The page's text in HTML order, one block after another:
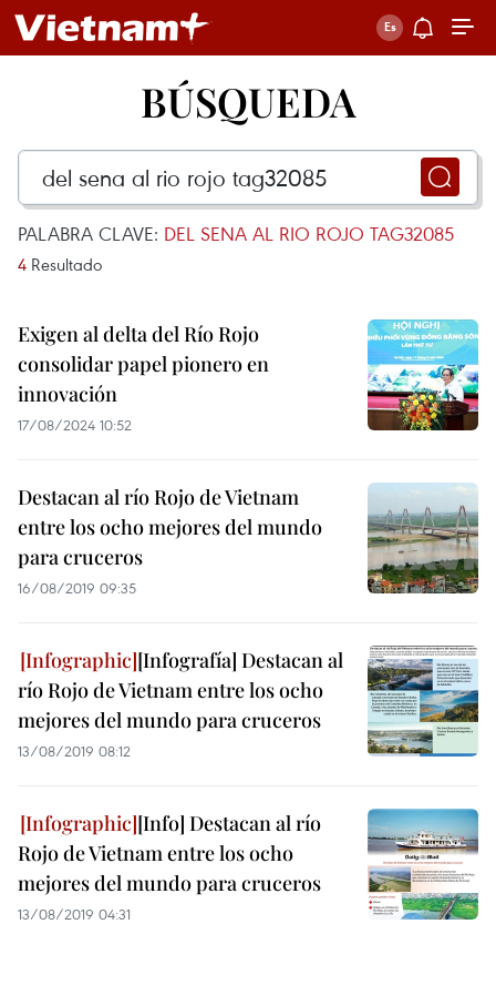
BÚSQUEDA
PALABRA CLAVE: DEL SENA AL RIO ROJO TAG32085
4 Resultado
Exigen al delta del Río Rojo
consolidar papel pionero en
innovación
17/08/2024 10:52
Destacan al río Rojo de Vietnam
entre los ocho mejores del mundo
para cruceros
16/08/2019 09:35
[Infografía] Destacan al
río Rojo de Vietnam entre los ocho
mejores del mundo para cruceros
13/08/2019 08:12
[Info] Destacan al río
Rojo de Vietnam entre los ocho
mejores del mundo para cruceros
13/08/2019 04:31